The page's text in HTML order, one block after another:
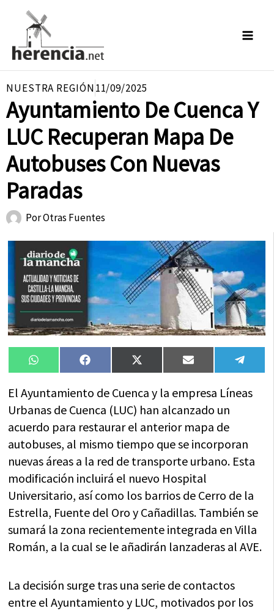
contenido
NUESTRA REGIÓN11/09/2025
Ayuntamiento De Cuenca Y
LUC Recuperan Mapa De
Autobuses Con Nuevas
Paradas
PorOtras Fuentes
Compartir
en
WhatsAppCompartir
en
FacebookCompartir
en
X
(Twitter)
Compartir
en
Email
en
El Ayuntamiento de Cuenca y la empresa Líneas
Urbanas de Cuenca (LUC) han alcanzado un
acuerdo para restaurar el anterior mapa de
autobuses, al mismo tiempo que se incorporan
nuevas áreas a la red de transporte urbano. Esta
modificación incluirá el nuevo Hospital
Universitario, así como los barrios de Cerro de la
Estrella, Fuente del Oro y Cañadillas. También se
sumará la zona recientemente integrada en Villa
Román, a la cual se le añadirán lanzaderas al AVE.
La decisión surge tras una serie de contactos
entre el Ayuntamiento y LUC, motivados por los